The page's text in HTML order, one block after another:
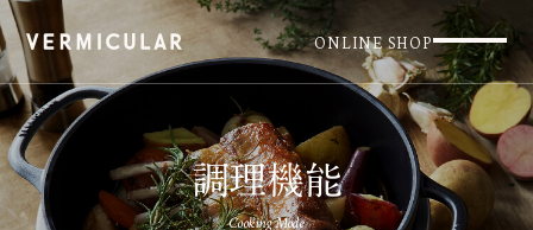
ONLINE SHOP
調理機能
Cooking Mode